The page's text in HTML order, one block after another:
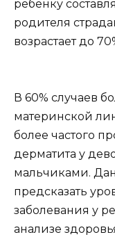
ребёнку
родителя
возрастает до
В 60% случаев
материнской
более частого
дерматита у
мальчиками.
предсказать
заболевания у
анализе